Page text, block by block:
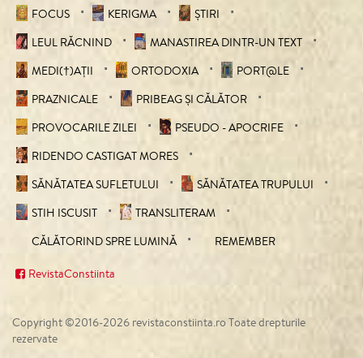
FOCUS
KERIGMA
ȘTIRI
LEUL RĂCNIND
MANASTIREA DINTR-UN TEXT
MEDI(†)AȚII
ORTODOXIA
PORT@LE
PRAZNICALE
PRIBEAG ȘI CĂLĂTOR
PROVOCARILE ZILEI
PSEUDO - APOCRIFE
RIDENDO CASTIGAT MORES
SĂNĂTATEA SUFLETULUI
SĂNĂTATEA TRUPULUI
STIH ISCUSIT
TRANSLITERAM
CĂLĂTORIND SPRE LUMINĂ
REMEMBER
RevistaConstiinta
Copyright ©2016-2026 revistaconstiinta.ro Toate drepturile
rezervate